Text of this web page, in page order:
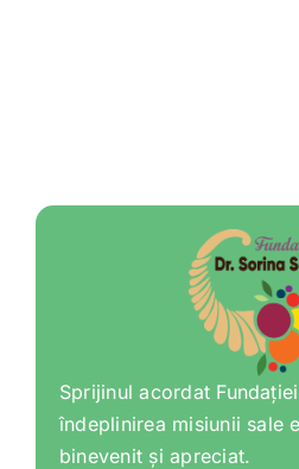
Sprijinul acordat
îndeplinirea misiunii sale
binevenit și apreciat.